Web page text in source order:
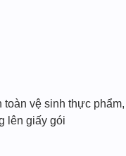
vệ sinh thực
lên giấy gói